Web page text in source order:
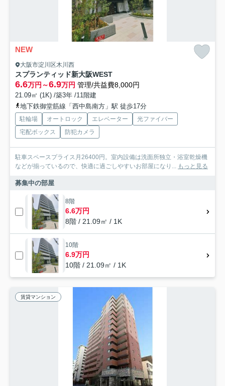
NEW
大阪市淀川区木川西
スプランティッド新大阪WEST
6.6万円～6.9万円 管理/共益費8,000円
21.09㎡ (1K) /築3年 /11階建
地下鉄御堂筋線「西中島南方」駅 徒歩17分
駐輪場 オートロック エレベーター
光ファイバー
宅配ボックス
防犯カメラ
駐車スペースプライス月26400円。室内設備は洗面所独立・浴室乾燥機
などが揃っているので、快適に過ごしやすいお部屋になり... もっと見る
募集中の部屋
8階
6.6万円
8階 / 21.09㎡ / 1K
10階
6.9万円
10階 / 21.09㎡ / 1K
賃貸マンション